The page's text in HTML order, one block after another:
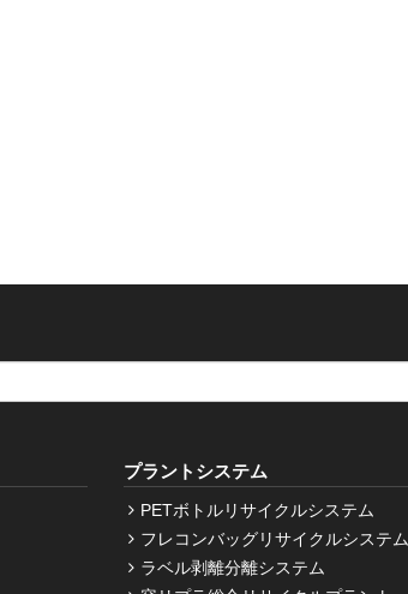
プラントシステム
PETボトルリサイクルシステム
フレコンバッグリサイクルシステム
ラベル剥離分離システム